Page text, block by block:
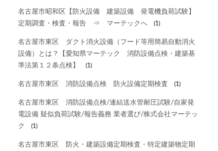
名古屋市昭和区【防火設備 建築設備 発電機負荷試験】
定期調査・検査・報告 ⇒ マーテックへ
(1)
名古屋市東区 ダクト消火設備（フード等用簡易自動消火
設備）とは？【愛知県マーテック 消防設備点検・建築基
準法第１２条点検】
(1)
名古屋市東区 消防設備点検 防火設備定期検査 (1)
名古屋市東区 消防設備点検/連結送水管耐圧試験/自家発
電設備 疑似負荷試験/報告義務 業者選び/株式会社マーテッ
ク
(1)
名古屋市東区 防火・建築設備定期検査・特定建築物定期